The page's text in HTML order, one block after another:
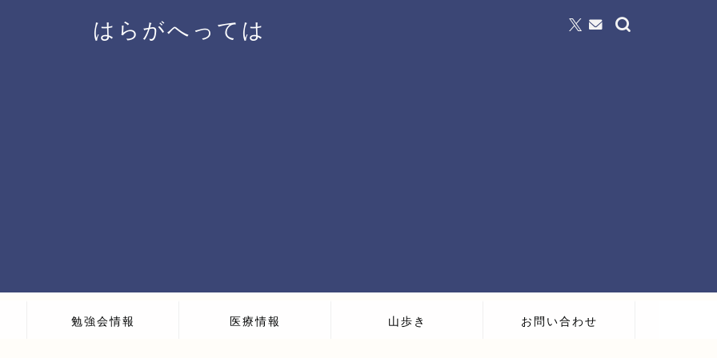
はらがへっては
勉強会情報 医療情報 山歩き お問い合わせ